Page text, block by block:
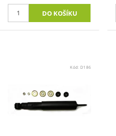
Kód:D186